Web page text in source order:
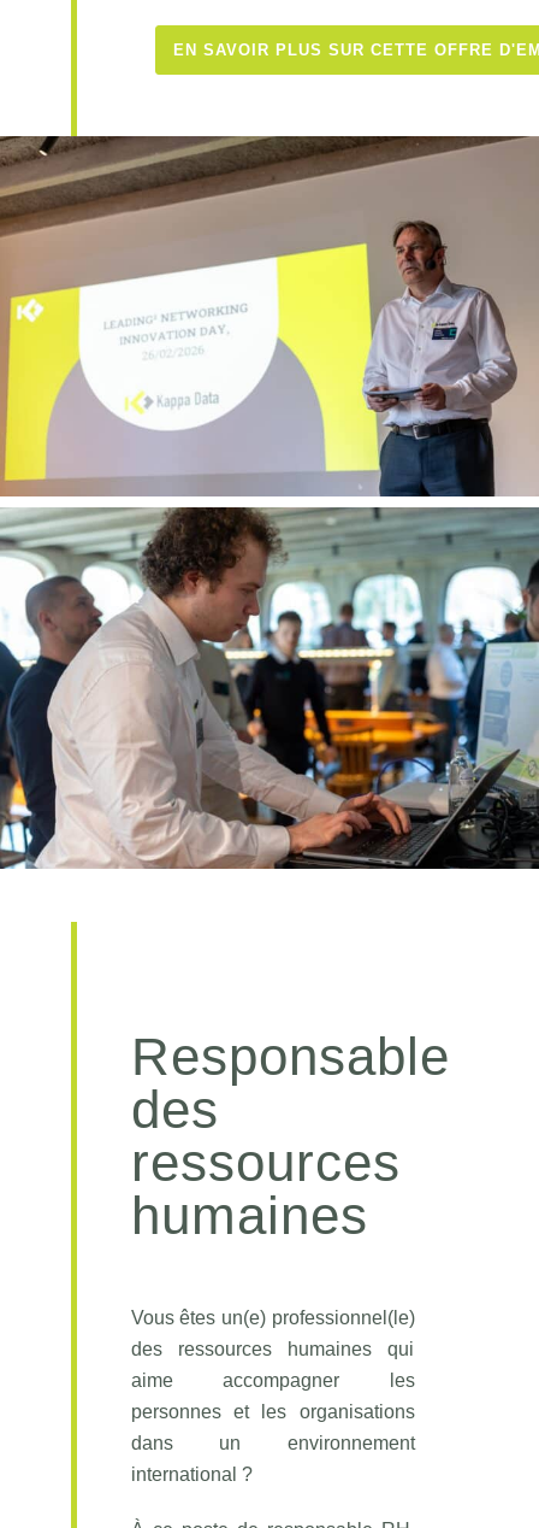
EN SAVOIR PLUS SUR CETTE OFFRE
Responsable
des
ressources
humaines
Vous êtes un(e) professionnel(le)
des ressources humaines qui
aime accompagner les
personnes et les organisations
dans un environnement
international ?